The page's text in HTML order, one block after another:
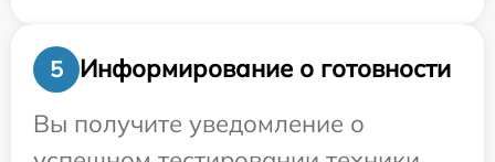
5
Информирование о готовности
Вы получите уведомление о